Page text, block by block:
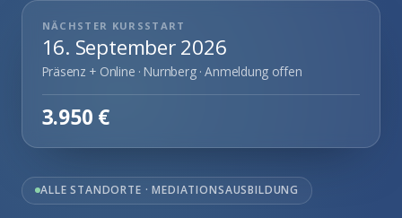
ALLE STANDORTE · MEDIATIONSAUSBILDUNG
NÄCHSTER KURSSTART
16. September 2026
Präsenz + Online · Nurnberg · Anmeldung offen
3.950 €